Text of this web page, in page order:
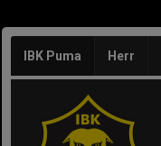
IBK Puma Herr